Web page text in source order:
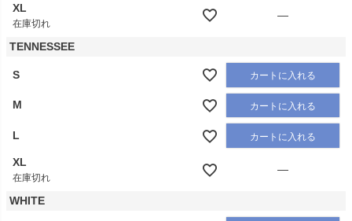
XL
在庫切れ
—
TENNESSEE
S カートに入れる
M カートに入れる
L カートに入れる
XL
在庫切れ
—
WHITE